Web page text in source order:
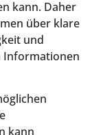
kann. Daher
über klare
und
Informationen
kann